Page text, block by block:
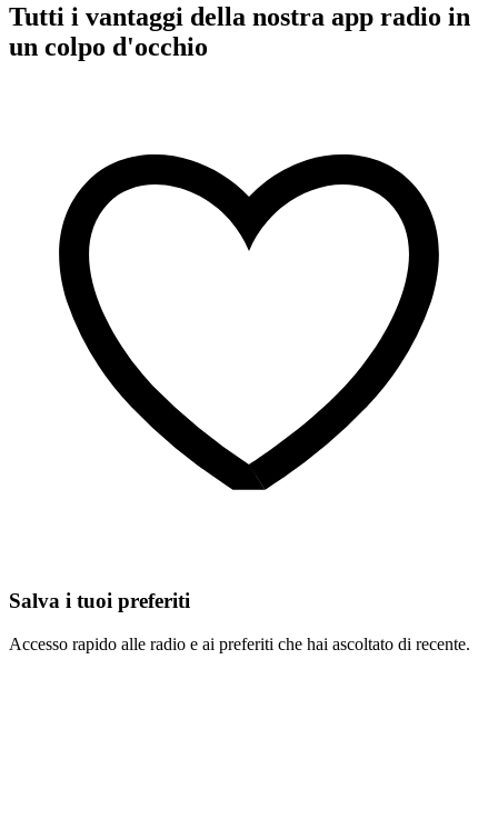
Tutti i vantaggi della nostra app radio in
un colpo d'occhio
Salva i tuoi preferiti
Accesso rapido alle radio e ai preferiti che hai ascoltato di recente.